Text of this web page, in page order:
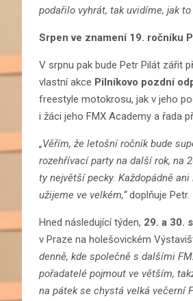
podařilo vyhrát, tak uvidíme, jak
Srpen ve znamení 19. ročníku
V srpnu pak bude Petr Pilát zářit
vlastní akce Pilníkovo pozdní
freestyle motokrosu, jak v jeho
i žáci jeho FMX Academy a řada
„Věřím, že letošní ročník bude
rozehřívací party na další rok, na
ty největší pecky. Každopádně
užijeme ve velkém,“doplňuje Petr.
Hned následující týden, 29. a 30.
v Praze na holešovickém
denně, kde společně s dalšími
pořadatelé pojmout ve větším,
na pátek se chystá velká večerní